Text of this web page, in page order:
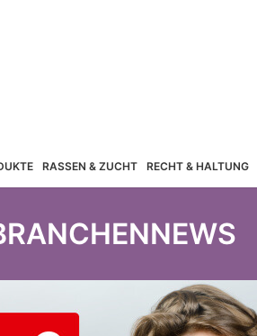
RASSEN & ZUCHT RECHT & HALTUNG